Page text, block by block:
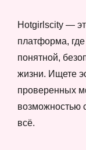
Hotgirlscity —
платформа, где
понятной,
жизни. Ищете
проверенных
возможностью
всё.